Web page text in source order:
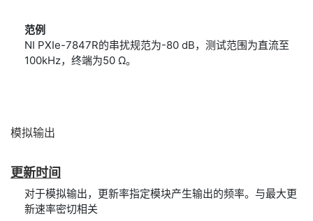
范例
NI PXIe-7847R的串扰规范为-80 dB，测试范围为直流至
100kHz，终端为50 Ω。
模拟输出
更新时间
对于模拟输出，更新率指定模块产生输出的频率。与最大更
新速率密切相关